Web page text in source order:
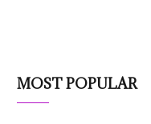
MOST POPULAR